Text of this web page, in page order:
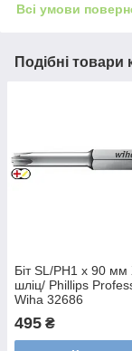
Всі умови
Подібні товари
Біт SL/PH1 х 90 мм
шліц/ Phillips
Wiha 32686
495 ₴